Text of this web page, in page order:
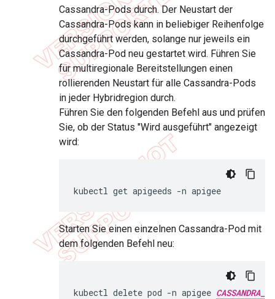
Cassandra-Pods durch. Der Neustart der
Cassandra-Pods kann in beliebiger Reihenfolge
durchgeführt werden, solange nur jeweils ein
Cassandra-Pod neu gestartet wird. Führen Sie
für multiregionale Bereitstellungen einen
rollierenden Neustart für alle Cassandra-Pods
in jeder Hybridregion durch.
Führen Sie den folgenden Befehl aus und prüfen
Sie, ob der Status "Wird ausgeführt" angezeigt
wird:
kubectl get apigeeds -n apigee
Starten Sie einen einzelnen Cassandra-Pod mit
dem folgenden Befehl neu:
kubectl delete pod -n apigee